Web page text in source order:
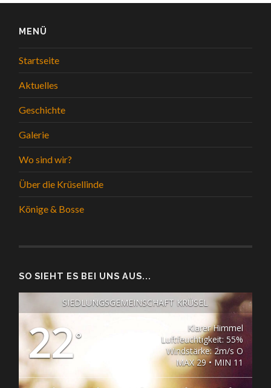
MENÜ
Startseite
Aktuelles
Geschichte
Galerie
Wo sind wir?
Über die Krüsellinde
Könige & Bosse
SO SIEHT ES BEI UNS AUS...
SIEDLUNGSGEMEINSCHAFT KRÜSEL
22°
Klarer Himmel
Luftfeuchtigkeit: 55%
Windstärke: 2m/s O
MAX 29 • MIN 11